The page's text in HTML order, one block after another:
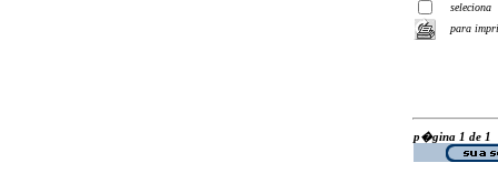
seleciona
para
p�gina 1 de 1